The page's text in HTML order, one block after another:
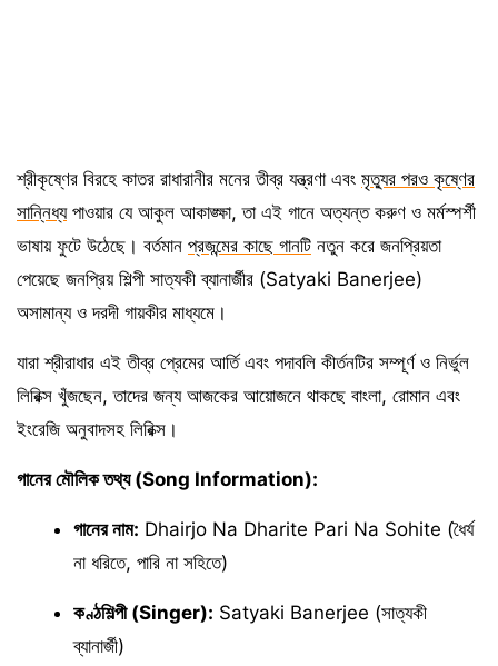
শ্রীকৃষ্ণের বিরহে কাতর রাধারানীর মনের তীব্র যন্ত্রণা এবং মৃত্যুর পরও কৃষ্ণের
সান্নিধ্যপাওয়ার যে আকুল আকাঙ্ক্ষা, তা এই গানে অত্যন্ত করুণ ও মর্মস্পর্শী
ভাষায় ফুটে উঠেছে। বর্তমান প্রজন্মের কাছে গানটি নতুন করে জনপ্রিয়তা
পেয়েছে জনপ্রিয় শিল্পী সাত্যকী ব্যানার্জীর (Satyaki Banerjee)
অসামান্য ও দরদী গায়কীর মাধ্যমে।
যারা শ্রীরাধার এই তীব্র প্রেমের আর্তি এবং পদাবলি কীর্তনটির সম্পূর্ণ ও নির্ভুল
লিরিক্স খুঁজছেন, তাদের জন্য আজকের আয়োজনে থাকছে বাংলা, রোমান এবং
ইংরেজি অনুবাদসহ লিরিক্স।
গানের মৌলিক তথ্য (Song Information):
গানের নাম: Dhairjo Na Dharite Pari Na Sohite (ধৈর্য
না ধরিতে, পারি না সহিতে)
কণ্ঠশিল্পী (Singer): Satyaki Banerjee (সাত্যকী
ব্যানার্জী)